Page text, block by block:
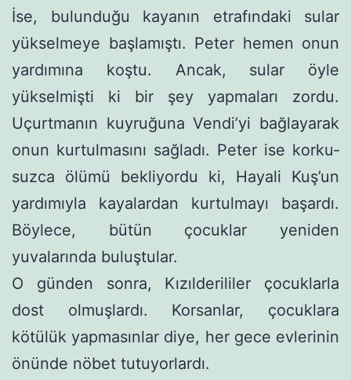
İse, bulunduğu kayanın etrafındaki sular
yükselmeye başlamıştı. Peter hemen onun
yardımına koştu. Ancak, sular öyle
yükselmişti ki bir şey yapmaları zordu.
Uçurtmanın kuyruğuna Vendi’yi bağlayarak
onun kurtulmasını sağladı. Peter ise korku­
suzca ölümü bekliyordu ki, Hayali Kuş’un
yardımıyla kayalardan kurtulmayı başardı.
Böylece, bütün çocuklar yeniden
yuvalarında buluştular.
O günden sonra, Kızılderililer çocuklarla
dost olmuşlardı. Korsanlar, çocuklara
kötülük yapmasınlar diye, her gece evlerinin
önünde nöbet tutuyorlardı.